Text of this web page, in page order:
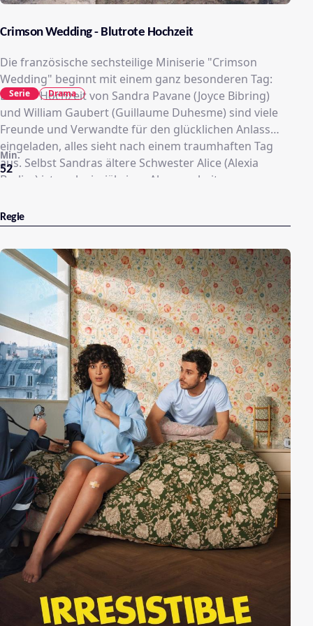
Crimson Wedding - Blutrote Hochzeit
Die französische sechsteilige Miniserie "Crimson
Wedding" beginnt mit einem ganz besonderen Tag:
Bei der Hochzeit von Sandra Pavane (Joyce Bibring)
und William Gaubert (Guillaume Duhesme) sind viele
Freunde und Verwandte für den glücklichen Anlass
eingeladen, alles sieht nach einem traumhaften Tag
aus. Selbst Sandras ältere Schwester Alice (Alexia
Barlier) ist nach vierjähriger Abwesenheit aus
Undenkbare: Die Braut wird kurz nach der Trauung tot
am Fuße einer Klippe aufgefunden. Der ebenfalls
anwesende Polizist Vincent (Lannick Gautry)
übernimmt die Ermittlungen. Hat Sandra sich selbst
getötet, war es ein Unfall oder wurde sie ermordet?
Die Antwort auf diese Fragen wirbelt alten, tief
vergrabenen Staub in den Geheimnissen der Familie
Pavane auf und lässt erkennen, dass hier ein früheres
Verbrechen die Ursache für die neuerliche Tragödie
sein könnte. (Roger Förster)
52
Min.
Serie Drama
Regie